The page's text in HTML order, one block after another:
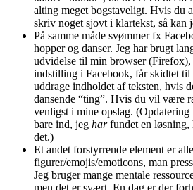
alting meget bogstaveligt. Hvis du
skriv noget sjovt i klartekst, så kan
På samme måde svømmer fx
hopper og danser. Jeg har brugt
udvidelse til min browser
indstilling i Facebook, får skidtet til
uddrage indholdet af teksten, hvis
dansende “ting”. Hvis du vil være
venligst i mine opslag.
bare ind, jeg harfundet en løsning,
det.)
Et andet forstyrrende element er
figurer/emojis/emoticons, man
Jeg bruger mange mentale